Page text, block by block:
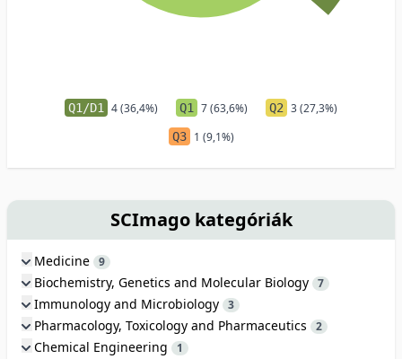
Q1/D1 4 (36,4%) Q1 7 (63,6%) Q2 3 (27,3%)
Q3 1 (9,1%)
SCImago kategóriák
Medicine 9
Biochemistry, Genetics and Molecular Biology 7
Immunology and Microbiology 3
Pharmacology, Toxicology and Pharmaceutics 2
Chemical Engineering 1